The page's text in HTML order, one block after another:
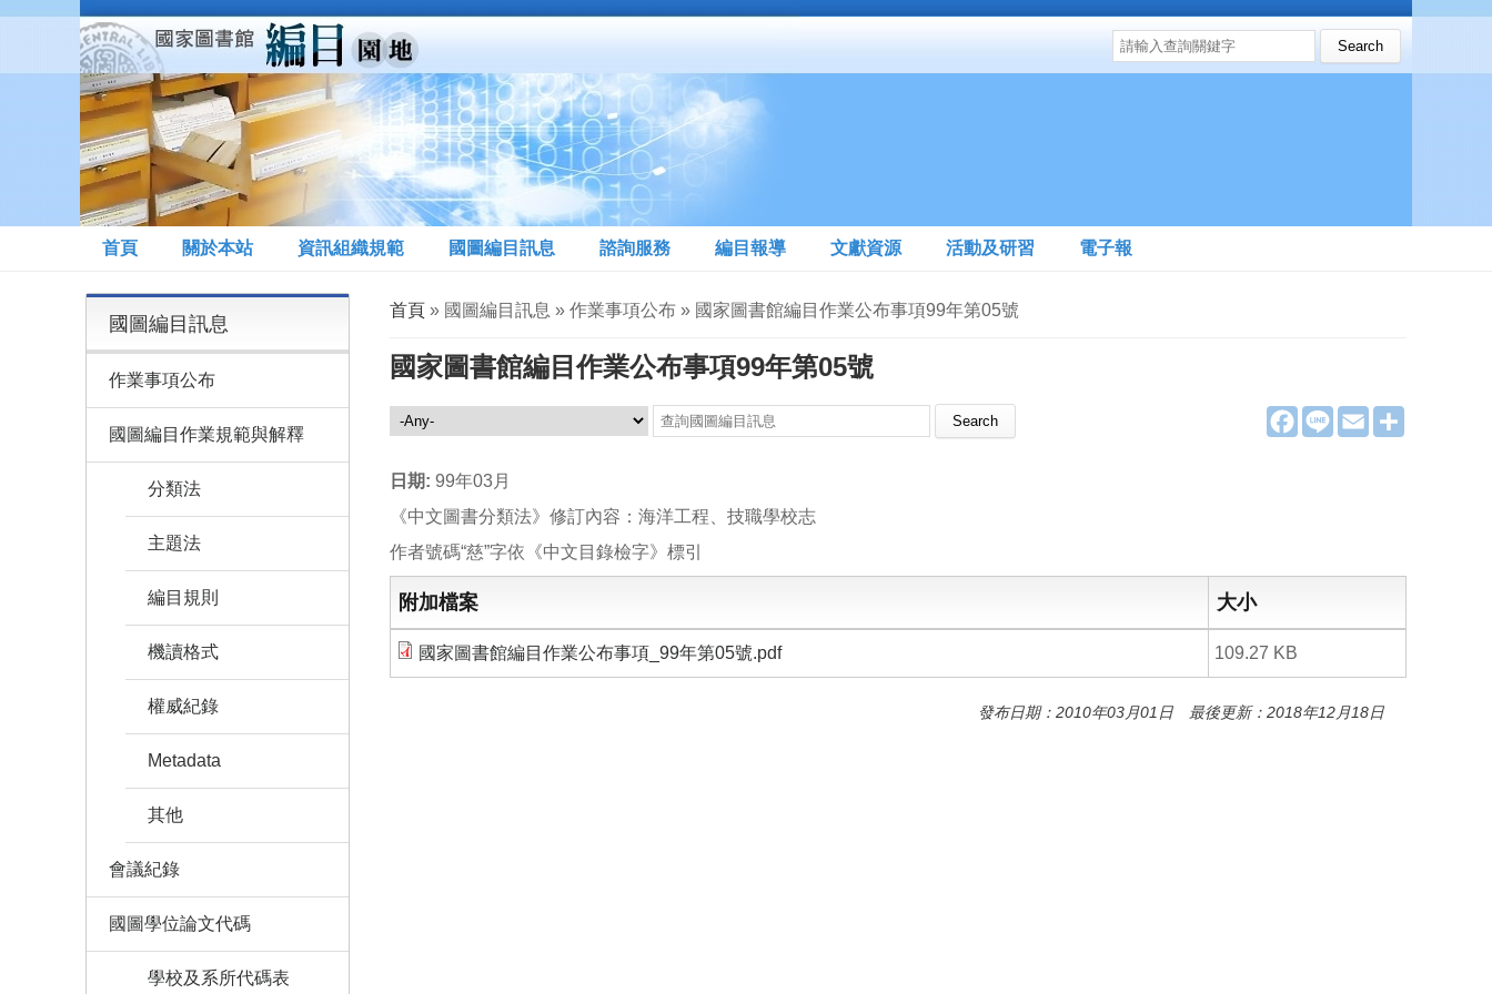
移至主內容
搜尋表單
Search this site
首頁 關於本站 資訊組織規範 國圖編目訊息 諮詢服務 編目報導 文獻資源 活動及研習 電子報
您在這裡
首頁» 國圖編目訊息 » 作業事項公布 » 國家圖書館編目作業公布事項99年第05號
國家圖書館編目作業公布事項99年第05號
F
a
L
E
m
國圖編目訊息 Search this site
日期: 99年03月
《中文圖書分類法》修訂內容：海洋工程、技職學校志
作者號碼“慈”字依《中文目錄檢字》標引
附加檔案 大小
國家圖書館編目作業公布事項_99年第05號.pdf 109.27 KB
發布日期：2010年03月01日 最後更新：2018年12月18日
國圖編目訊息
作業事項公布
國圖編目作業規範與解釋
分類法
主題法
編目規則
機讀格式
權威紀錄
Metadata
其他
會議紀錄
國圖學位論文代碼
學校及系所代碼表